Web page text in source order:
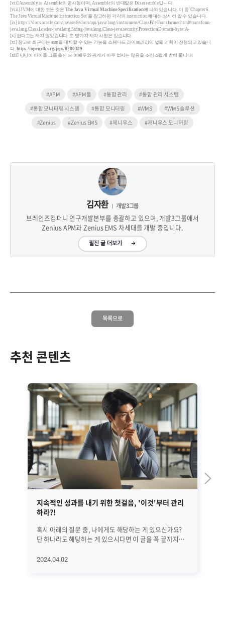
[vii] Assembly는 Assemble의 명사형이며 , Assemble의 반대말은 Disassemble입니다.
[viii] JVM에 대한 모든 것은 The Java Virtual Machine Specification에 나와 있습니다. 이 중 'Chapter 6.
The Java Virtual Machine Instruction Set'를 참고하면 각각의 instruction에 대해 상세히 알 수 있습니다.
[ix] https://docs.oracle.com/javase/8/docs/api/java/lang/instrument/ClassFileTransformer.html#transform-
java.lang.ClassLoader-java.lang.String-java.lang.Class-java.security.ProtectionDomain-byte:A-
[x] 쉽다고는 하지 않았습니다. 또 몇가지 제약 사항은 있습니다.
[xi] 참고로 최근에는 asm을 대체할 수 있는 기능을 스탠다드 라이브러리에 넣을 계획이 진행되고 있습니
다. https://openjdk.org/jeps/8280389
[xii] 명명이 아이돌 그룹 출신 모 여배우와 관계가 아주 없지는 않음을 조심스럽게 밝혀 둡니다.
#APM #APM툴 #통합 관리
#통합 관리 시스템
#통합 모니터링 시스템
#통합 모니터링 #WMS
#WMS 솔루션
#Zenius
#Zenius EMS #제니우스 #제니우스 모니터링
김자환 개발3그룹
브레인즈컴퍼니 연구개발본부를 총괄하고 있으며, 개발3그룹에서
Zenius APM과 Zenius EMS 차세대를 개발 중입니다.
필진 글 더보기
목록으로
추천 콘텐츠
지속적인 성과를 내기 위한 첫걸음, '이것'부터 관리
하라?!
혹시 아래의 질문 중, 나에게도 해당하는 게 있으신가요?
단 하나라도 해당하는 게 있으시다면 이 글을 꼭 끝까지
의학적으로 밝혀낸 '지속적으로 성과를 만드는 방법'에
2024.04.02